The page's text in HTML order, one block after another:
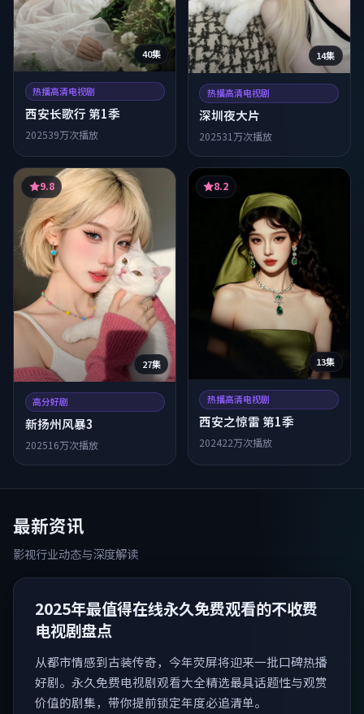
40集
热播高清电视剧
西安长歌行 第1季
202539万次播放
14集
热播高清电视剧
深圳夜大片
202531万次播放
27集
9.8
高分好剧
新扬州风暴3
202516万次播放
13集
8.2
热播高清电视剧
西安之惊雷 第1季
202422万次播放
最新资讯
影视行业动态与深度解读
2025年最值得在线永久免费观看的不收费
电视剧盘点
从都市情感到古装传奇，今年荧屏将迎来一批口碑热播
好剧。永久免费电视剧观看大全精选最具话题性与观赏
价值的剧集，带你提前锁定年度必追清单。